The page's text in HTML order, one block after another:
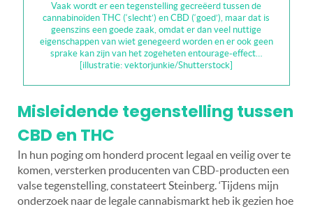
Vaak wordt er een tegenstelling gecreëerd tussen de
cannabinoïden THC (‘slecht’) en CBD (‘goed’), maar dat is
geenszins een goede zaak, omdat er dan veel nuttige
eigenschappen van wiet genegeerd worden en er ook geen
sprake kan zijn van het zogeheten entourage-effect…
[illustratie: vektorjunkie/Shutterstock]
Misleidende tegenstelling tussen
CBD en THC
In hun poging om honderd procent legaal en veilig over te
komen, versterken producenten van CBD-producten een
valse tegenstelling, constateert Steinberg. ‘Tijdens mijn
onderzoek naar de legale cannabismarkt heb ik gezien hoe